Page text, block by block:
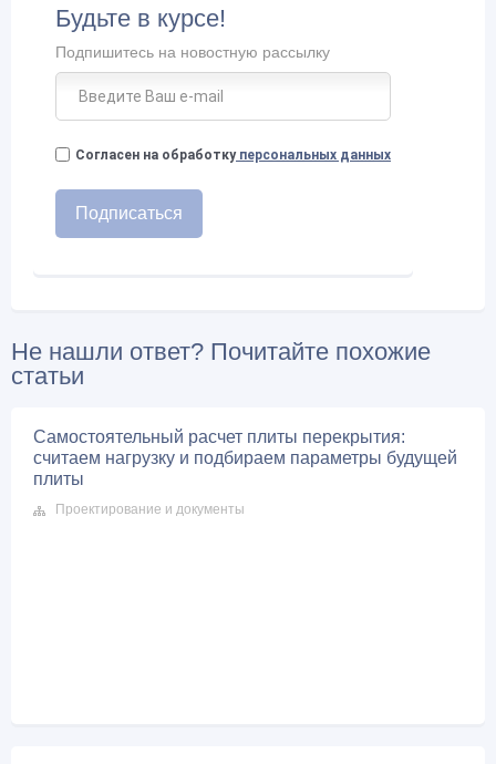
Будьте в курсе!
Подпишитесь на новостную рассылку
Согласен на обработкуперсональных данных
Не нашли ответ? Почитайте похожие
статьи
Самостоятельный расчет плиты перекрытия:
считаем нагрузку и подбираем параметры будущей
плиты
Проектирование и документы